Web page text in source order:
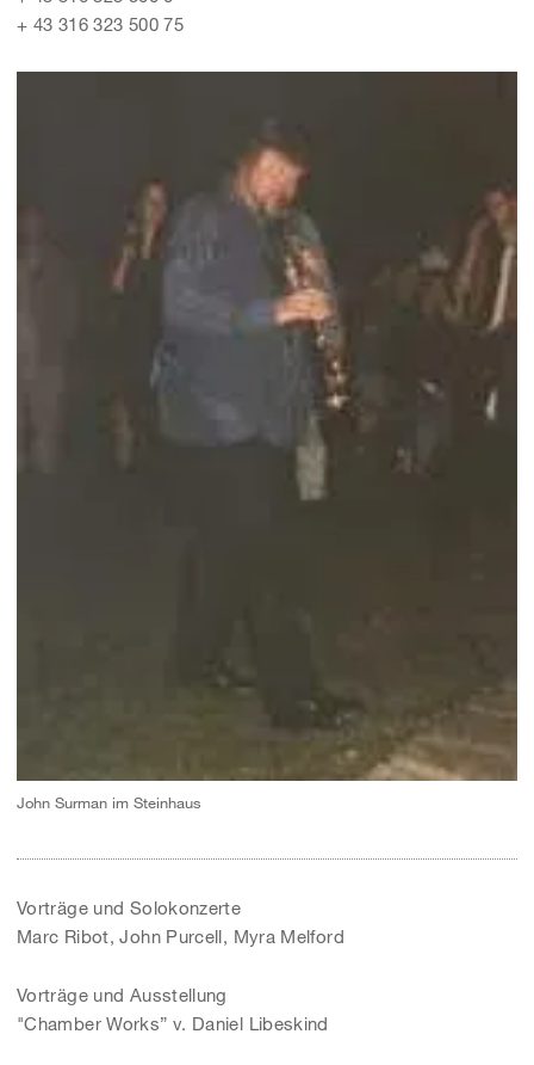
+ 43 316 323 500 75
John Surman im Steinhaus
Vorträge und Solokonzerte
Marc Ribot, John Purcell, Myra Melford
Vorträge und Ausstellung
"Chamber Works” v. Daniel Libeskind